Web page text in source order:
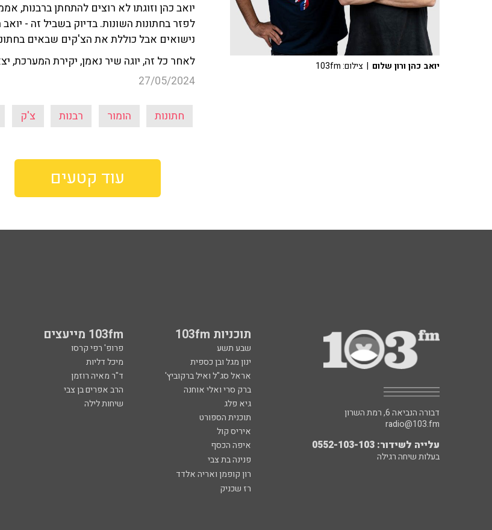
יואב כהן וזוגתו לא רוצים להתחתן
לפזר בחתונות השונות. בדיוק בשביל זה -
נישואים אבל כוללת את הצ'קים שבאים
לאחר כל זה, יוגה שיר נאמן, יקירת המערכת,
27/05/2024
חתונות הומור רבנות צ'ק
יואב כהן ורון שלום | צילום: 103fm
עוד קטעים
תוכניות 103fm 103fm מייעצים
שבע תשע פרופ' רפי קרסו
ינון מגל ובן כספית
מיכל דליות
אראל סג"ל ואיל ברקוביץ'
ד"ר מאיה רוזמן
ברק סרי ואלי אוחנה
הרב אפרים בן צבי
גיא פלג
שיחות לילה
תוכנית הספורט
איריס קול
איפה הכסף
פנינה בת צבי
רון קופמן ואריה אלדד
רז שכניק
דבורה הנביאה 6, רמת השרון
radio@103.fm
עלייה לשידור: 0552-103-103
בעלות שיחה רגילה